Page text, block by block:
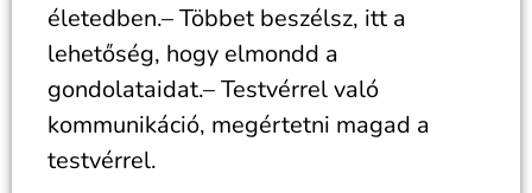
életedben.– Többet beszélsz, itt a
lehetőség, hogy elmondd a
gondolataidat.– Testvérrel való
kommunikáció, megértetni magad a
testvérrel.